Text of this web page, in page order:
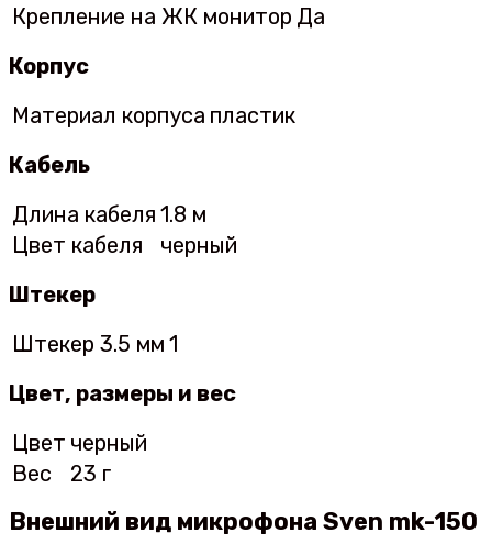
Крепление на ЖК монитор Да
Корпус
Материал корпуса пластик
Кабель
Длина кабеля 1.8 м
Цвет кабеля
черный
Штекер
Штекер 3.5 мм 1
Цвет, размеры и вес
Цвет черный
Вес
23 г
Внешний вид микрофона Sven mk-150